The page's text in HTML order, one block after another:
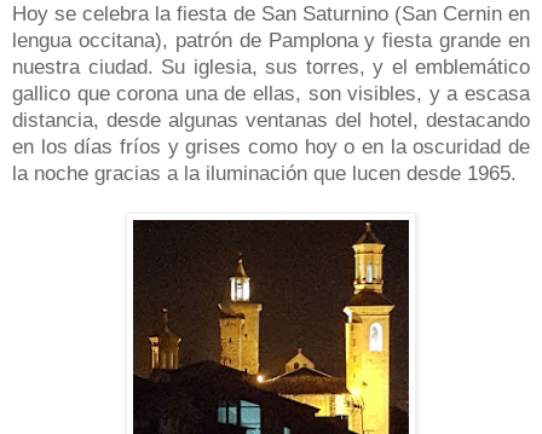
Hoy se celebra la fiesta de San Saturnino (San Cernin en
lengua occitana), patrón de Pamplona y fiesta grande en
nuestra ciudad. Su iglesia, sus torres, y el emblemático
gallico que corona una de ellas, son visibles, y a escasa
distancia, desde algunas ventanas del hotel, destacando
en los días fríos y grises como hoy o en la oscuridad de
la noche gracias a la iluminación que lucen desde 1965.